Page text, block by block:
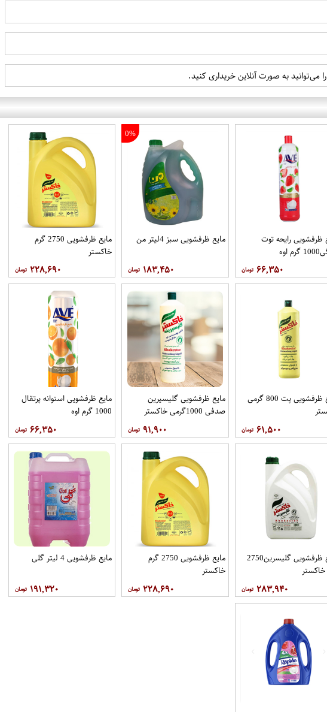
ظرفشویی رایحه توت
اوه
۶۶,۳۵۰
0%
مایع ظرفشویی سبز 4لیتر من
۱۸۳,۴۵۰
مایع ظرفشویی 2750 گرم
خاکستر
۲۲۸,۶۹۰
مایع ظرفشویی پت 800 گرمی
۶۱,۵۰۰
مایع ظرفشویی گلیسیرین
صدفی 1000گرمی خاکستر
۹۱,۹۰۰
مایع ظرفشویی استوانه پرتقال
1000 گرم اوه
۶۶,۳۵۰
مایع ظرفشویی گلیسرین2750
۲۸۳,۹۴۰
مایع ظرفشویی 2750 گرم
خاکستر
۲۲۸,۶۹۰
مایع ظرفشویی 4 لیتر گلی
۱۹۱,۳۲۰